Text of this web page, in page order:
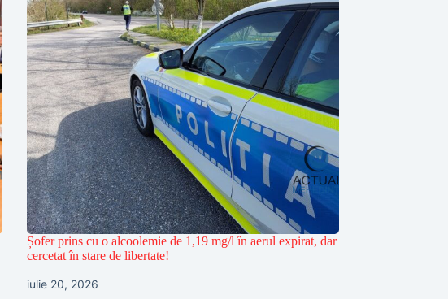
Șofer prins cu o alcoolemie de 1,19 mg/l în aerul expirat, dar
cercetat în stare de libertate!
iulie 20, 2026